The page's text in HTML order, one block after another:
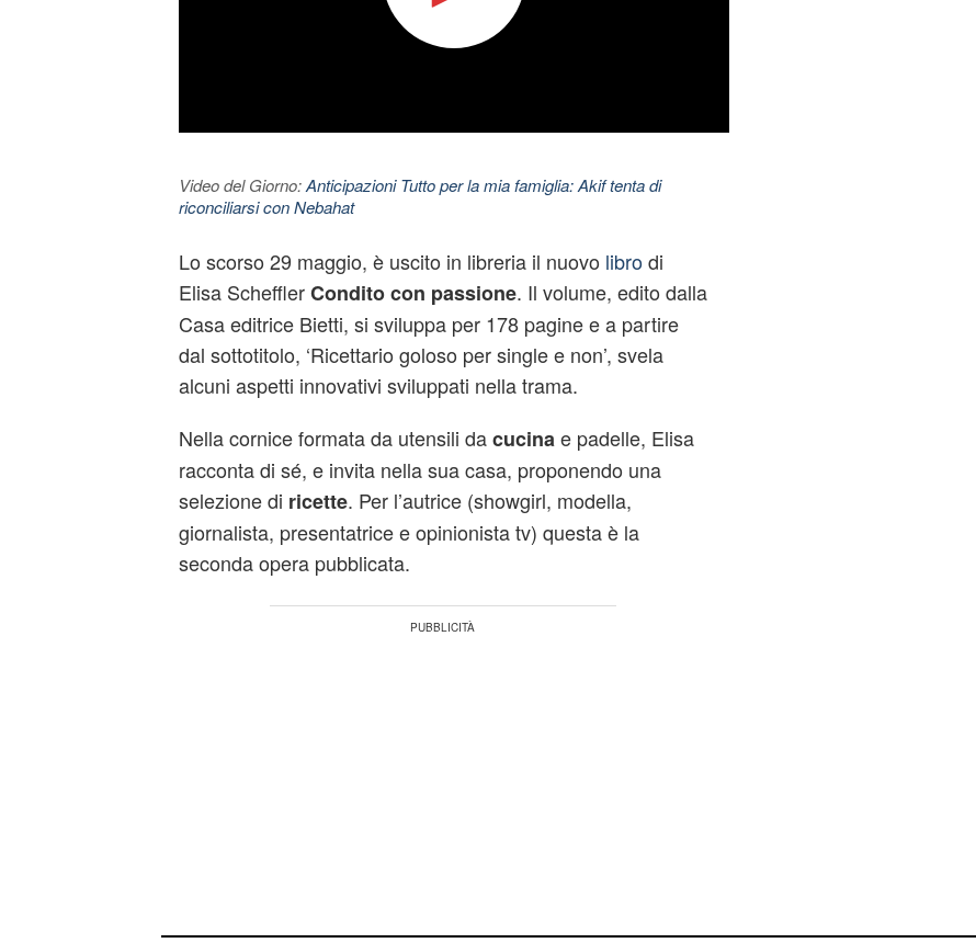
Video del Giorno:Anticipazioni Tutto per la mia famiglia: Akif tenta di
riconciliarsi con Nebahat
Lo scorso 29 maggio, è uscito in libreria il nuovo librodi
Elisa SchefflerCondito con passione. Il volume, edito dalla
Casa editrice Bietti, si sviluppa per 178 pagine e a partire
dal sottotitolo, ‘Ricettario goloso per single e non’, svela
alcuni aspetti innovativi sviluppati nella trama.
Nella cornice formata da utensili dacucina e padelle, Elisa
racconta di sé, e invita nella sua casa, proponendo una
selezione di ricette. Per l’autrice (showgirl, modella,
giornalista, presentatrice e opinionista tv) questa è la
seconda opera pubblicata.